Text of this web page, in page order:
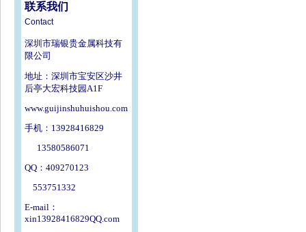
联系我们
Contact
深圳市瑞银贵金属科技有
限公司
地址：深圳市宝安区沙井
后亭大宏科技园A1F
www.guijinshuhuishou.com
手机：13928416829
13580586071
QQ：409270123
553751332
E-mail：
xin13928416829QQ.com